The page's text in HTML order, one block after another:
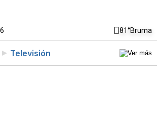
81°Bruma
Televisión